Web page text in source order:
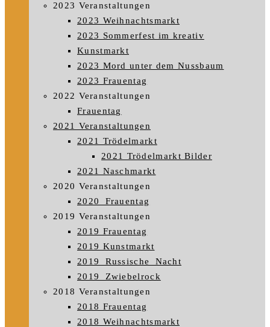
2023 Veranstaltungen
2023 Weihnachtsmarkt
2023 Sommerfest im kreativ
Kunstmarkt
2023 Mord unter dem Nussbaum
2023 Frauentag
2022 Veranstaltungen
Frauentag
2021 Veranstaltungen
2021 Trödelmarkt
2021 Trödelmarkt Bilder
2021 Naschmarkt
2020 Veranstaltungen
2020_Frauentag
2019 Veranstaltungen
2019 Frauentag
2019 Kunstmarkt
2019_Russische_Nacht
2019_Zwiebelrock
2018 Veranstaltungen
2018 Frauentag
2018 Weihnachtsmarkt